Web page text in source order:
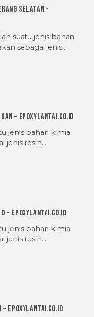
Selatan –
suatu jenis bahan
sebagai jenis…
– EpoxyLantai.co.id
jenis bahan kimia
jenis resin…
– EpoxyLantai.co.id
jenis bahan kimia
jenis resin…
EpoxyLantai.co.id